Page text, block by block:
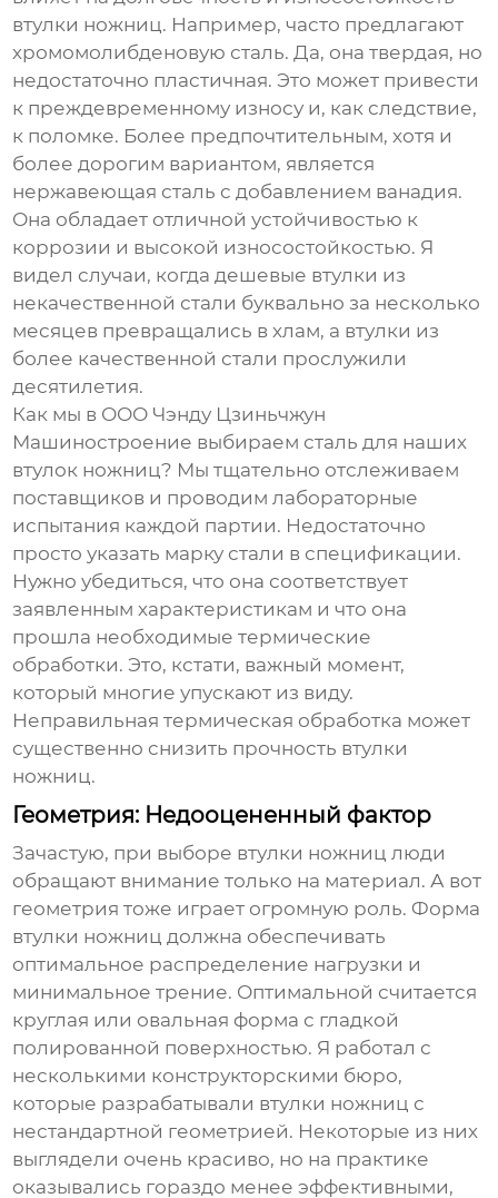
втулки ножниц. Например, часто предлагают
хромомолибденовую сталь. Да, она твердая, но
недостаточно пластичная. Это может привести
к преждевременному износу и, как следствие,
к поломке. Более предпочтительным, хотя и
более дорогим вариантом, является
нержавеющая сталь с добавлением ванадия.
Она обладает отличной устойчивостью к
коррозии и высокой износостойкостью. Я
видел случаи, когда дешевые втулки из
некачественной стали буквально за несколько
месяцев превращались в хлам, а втулки из
более качественной стали прослужили
десятилетия.
Как мы в ООО Чэнду Цзиньчжун
Машиностроение выбираем сталь для наших
втулок ножниц? Мы тщательно отслеживаем
поставщиков и проводим лабораторные
испытания каждой партии. Недостаточно
просто указать марку стали в спецификации.
Нужно убедиться, что она соответствует
заявленным характеристикам и что она
прошла необходимые термические
обработки. Это, кстати, важный момент,
который многие упускают из виду.
Неправильная термическая обработка может
существенно снизить прочность втулки
ножниц.
Геометрия: Недооцененный фактор
Зачастую, при выборе втулки ножниц люди
обращают внимание только на материал. А вот
геометрия тоже играет огромную роль. Форма
втулки ножниц должна обеспечивать
оптимальное распределение нагрузки и
минимальное трение. Оптимальной считается
круглая или овальная форма с гладкой
полированной поверхностью. Я работал с
несколькими конструкторскими бюро,
которые разрабатывали втулки ножниц с
нестандартной геометрией. Некоторые из них
выглядели очень красиво, но на практике
оказывались гораздо менее эффективными,